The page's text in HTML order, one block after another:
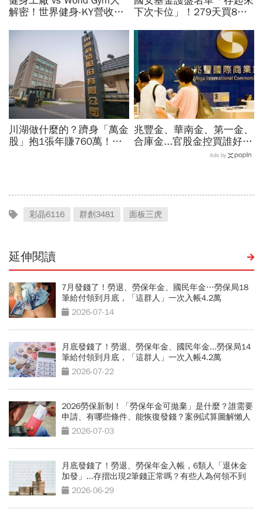
解密！世界健身-KY營收大
課、會籍…誰才是真正賺錢
金雞母？
下次卡位」！279天買8檔
電...唯一金融股是它
川湖做什麼的？躋身「萬金
股」抱1張年賺760萬！傳
兆豐金、華南金、第一金、
合庫金...官股金控買誰好？
達人點名這檔「價差填息雙
Ads by
彩晶6116 群創3481 面板三虎
延伸閱讀
7月發錢了！勞退、勞保年金、國民年金…勞保局18
筆給付領到月底，「這群人」一次入帳4.2萬
2026-07-14
月底發錢了！勞退、勞保年金、國民年金...勞保局14
筆給付領到月底，「這群人」一次入帳4.2萬
2026-07-22
2026勞保新制！「勞保年金可拋棄」是什麼？誰需要
申請、有哪些條件、能恢復發錢？案例試算圖解懶人
包 2026-07-03
月底發錢了！勞退、勞保年金入帳，6類人「退休金
加發」...存摺出現2筆錢正常嗎？有些人為何領不到
2026-06-29